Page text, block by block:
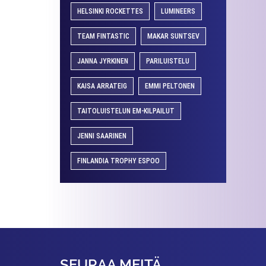
HELSINKI ROCKETTES LUMINEERS
TEAM FINTASTIC MAKAR SUNTSEV
JANNA JYRKINEN PARILUISTELU
KAISA ARRATEIG EMMI PELTONEN
TAITOLUISTELUN EM-KILPAILUT
JENNI SAARINEN
FINLANDIA TROPHY ESPOO